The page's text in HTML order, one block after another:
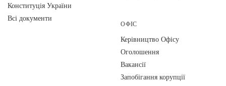
Конституція України
Всі документи
ОФІС
Керівництво Офісу
Оголошення
Вакансії
Запобігання корупції